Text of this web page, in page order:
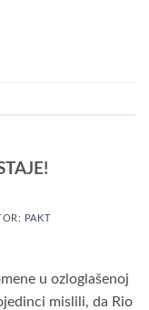
PAKT
u ozloglašenoj
mislili, da Rio